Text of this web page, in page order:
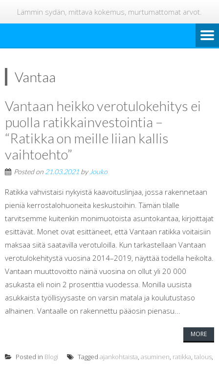
Lämmin sydän, mittava kokemus, murtumattomat arvot.
Vantaa
Vantaan heikko verotulokehitys ei
puolla ratikkainvestointia –
“Ratikka on meille liian kallis
vaihtoehto”
Posted on 21.03.2021 by Jouko
Ratikka vahvistaisi nykyistä kaavoituslinjaa, jossa rakennetaan
pieniä kerrostalohuoneita keskustoihin. Tämän tilalle
tarvitsemme kuitenkin monimuotoista asuntokantaa, kirjoittajat
esittävät. Monet ovat esittäneet, että Vantaan ratikka voitaisiin
maksaa siitä saatavilla verotuloilla. Kun tarkastellaan Vantaan
verotulokehitystä vuosina 2014–2019, näyttää todella heikolta.
Vantaan muuttovoitto näinä vuosina on ollut yli 20 000
asukasta eli noin 2 prosenttia vuodessa. Monilla uusista
asukkaista työllisyysaste on varsin matala ja koulutustaso
alhainen. Vantaalle on rakennettu pääosin pienasu...
MORE
Posted in Blogi Tagged ajankohtaista, asuminen, ratikka, talous,